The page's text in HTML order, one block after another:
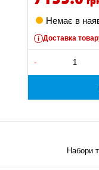
Немає в
Доставка
-
Набори